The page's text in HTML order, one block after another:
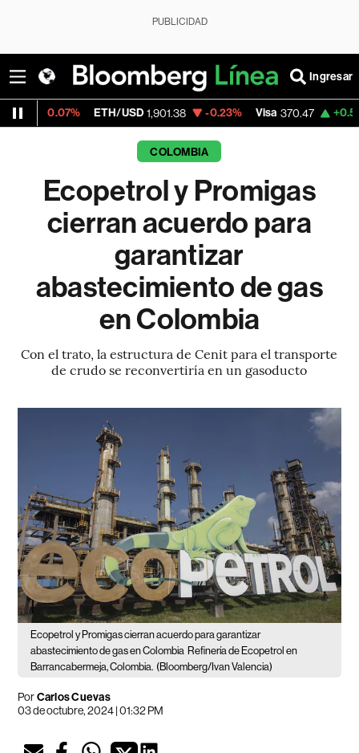
PUBLICIDAD
Ingresar
ETH/USD 1,901.38 -0.23% Visa 370.47 +0.52%
COLOMBIA
Ecopetrol y Promigas
cierran acuerdo para
garantizar
abastecimiento de gas
en Colombia
Con el trato, la estructura de Cenit para el transporte
de crudo se reconvertiría en un gasoducto
Ecopetrol y Promigas cierran acuerdo para garantizar
abastecimiento de gas en Colombia Refinería de Ecopetrol en
Barrancabermeja, Colombia. (Bloomberg/Ivan Valencia)
PorCarlos Cuevas
03 de octubre, 2024 | 01:32 PM